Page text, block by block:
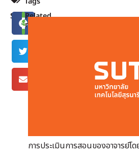
ShareRelated
news
การประเมินการสอนของอาจารย์